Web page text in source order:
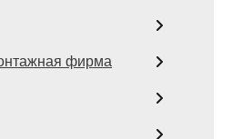
фирма